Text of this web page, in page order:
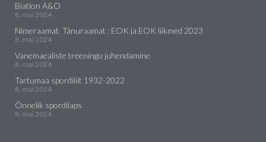
Biatlon A&O
8. mai 2024
Nimeraamat. Tänuraamat : EOK ja EOK liikmed 2023
8. mai 2024
Vanemaealiste treeningu juhendamine
8. mai 2024
Tartumaa spordiliit 1932-2022
8. mai 2024
Õnnelik spordilaps
8. mai 2024